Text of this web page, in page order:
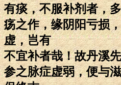
有痰，不服补剂者，
疡之作，缘阴阳亏损
虚，岂有
不宜补者哉！故丹溪
参之脉症虚弱，便与